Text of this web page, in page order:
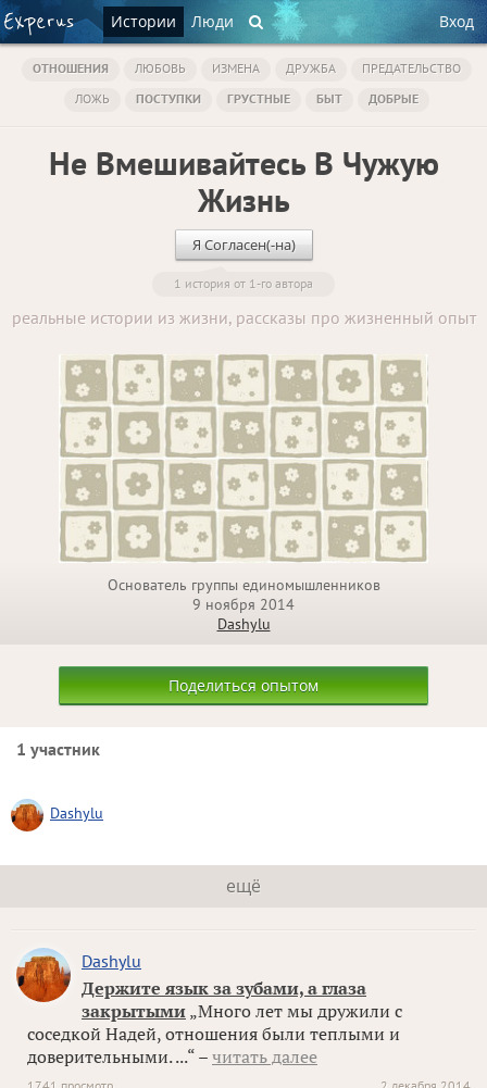
Истории Люди Вход
ОТНОШЕНИЯ ЛЮБОВЬ ИЗМЕНА ДРУЖБА
ПРЕДАТЕЛЬСТВО
ЛОЖЬ
ПОСТУПКИ ГРУСТНЫЕ БЫТ ДОБРЫЕ
Не Вмешивайтесь В Чужую
Жизнь
Я Согласен(-на)
1 история от 1-го автора
реальные истории из жизни, рассказы про жизненный опыт
Основатель группы единомышленников
9 ноября 2014
Dashylu
Поделиться опытом
1 участник
Dashylu
ещё
Dashylu
Держите язык за зубами, а глаза
закрытыми „Много лет мы дружили с
соседкой Надей, отношения были теплыми и
доверительными. ...“ – читать далее